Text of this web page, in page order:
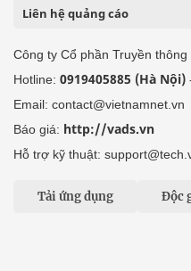
Liên hệ quảng cáo
Công ty Cổ phần Truyền thông
Hotline: 0919405885 (Hà Nội)
Email: contact@vietnamnet.vn
Báo giá: http://vads.vn
Hỗ trợ kỹ thuật:
Tải ứng dụng Độc